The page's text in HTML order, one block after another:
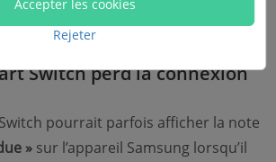
Switch perd la connexion
pourrait parfois afficher la note
» sur l’appareil Samsung lorsqu’il
Accepter les cookies
Rejeter